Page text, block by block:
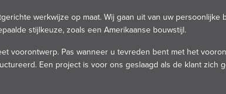
werkwijze op maat. Wij gaan uit van uw
stijlkeuze, zoals een Amerikaanse bouwstijl.
voorontwerp. Pas wanneer u tevreden bent met het
Een project is voor ons geslaagd als de klant